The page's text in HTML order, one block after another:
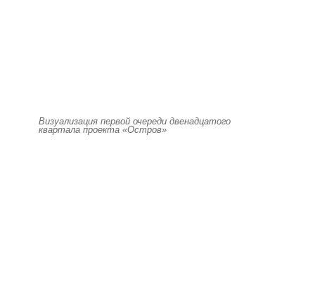
Визуализация первой очереди двенадцатого
квартала проекта «Остров»